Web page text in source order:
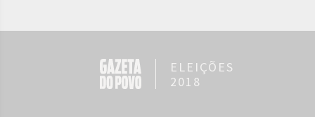
ELEIÇÕES
2018